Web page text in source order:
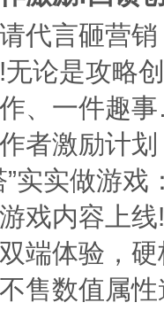
言砸营销
论是攻略
、一件趣
者激励计
实做游戏
戏内容上线!
体验，硬
售数值属